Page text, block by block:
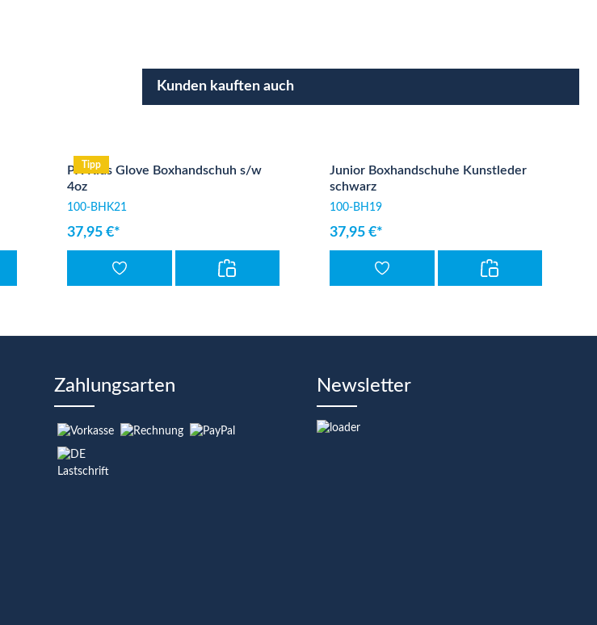
Kunden kauften auch
Tipp
PX Kids Glove Boxhandschuh s/w
4oz
100-BHK21
37,95 €*
Junior Boxhandschuhe Kunstleder
schwarz
100-BH19
37,95 €*
Zahlungsarten Newsletter